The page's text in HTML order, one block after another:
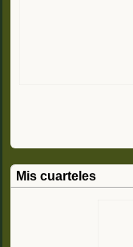
Mis cuarteles